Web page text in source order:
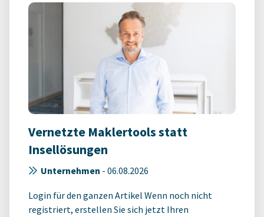
Vernetzte Maklertools statt
Insellösungen
Unternehmen - 06.08.2026
Login für den ganzen Artikel Wenn noch nicht
registriert, erstellen Sie sich jetzt Ihren